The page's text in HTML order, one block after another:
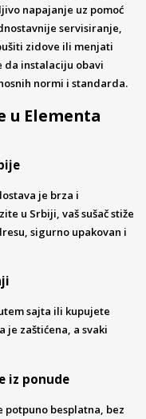
napajanje uz pomoć
servisiranje,
zidove ili menjati
da instalaciju obavi
normi i standarda.
u Elementa
je brza i
u Srbiji, vaš sušač stiže
sigurno upakovan i
sajta ili kupujete
je zaštićena, a svaki
iz ponude
potpuno besplatna, bez